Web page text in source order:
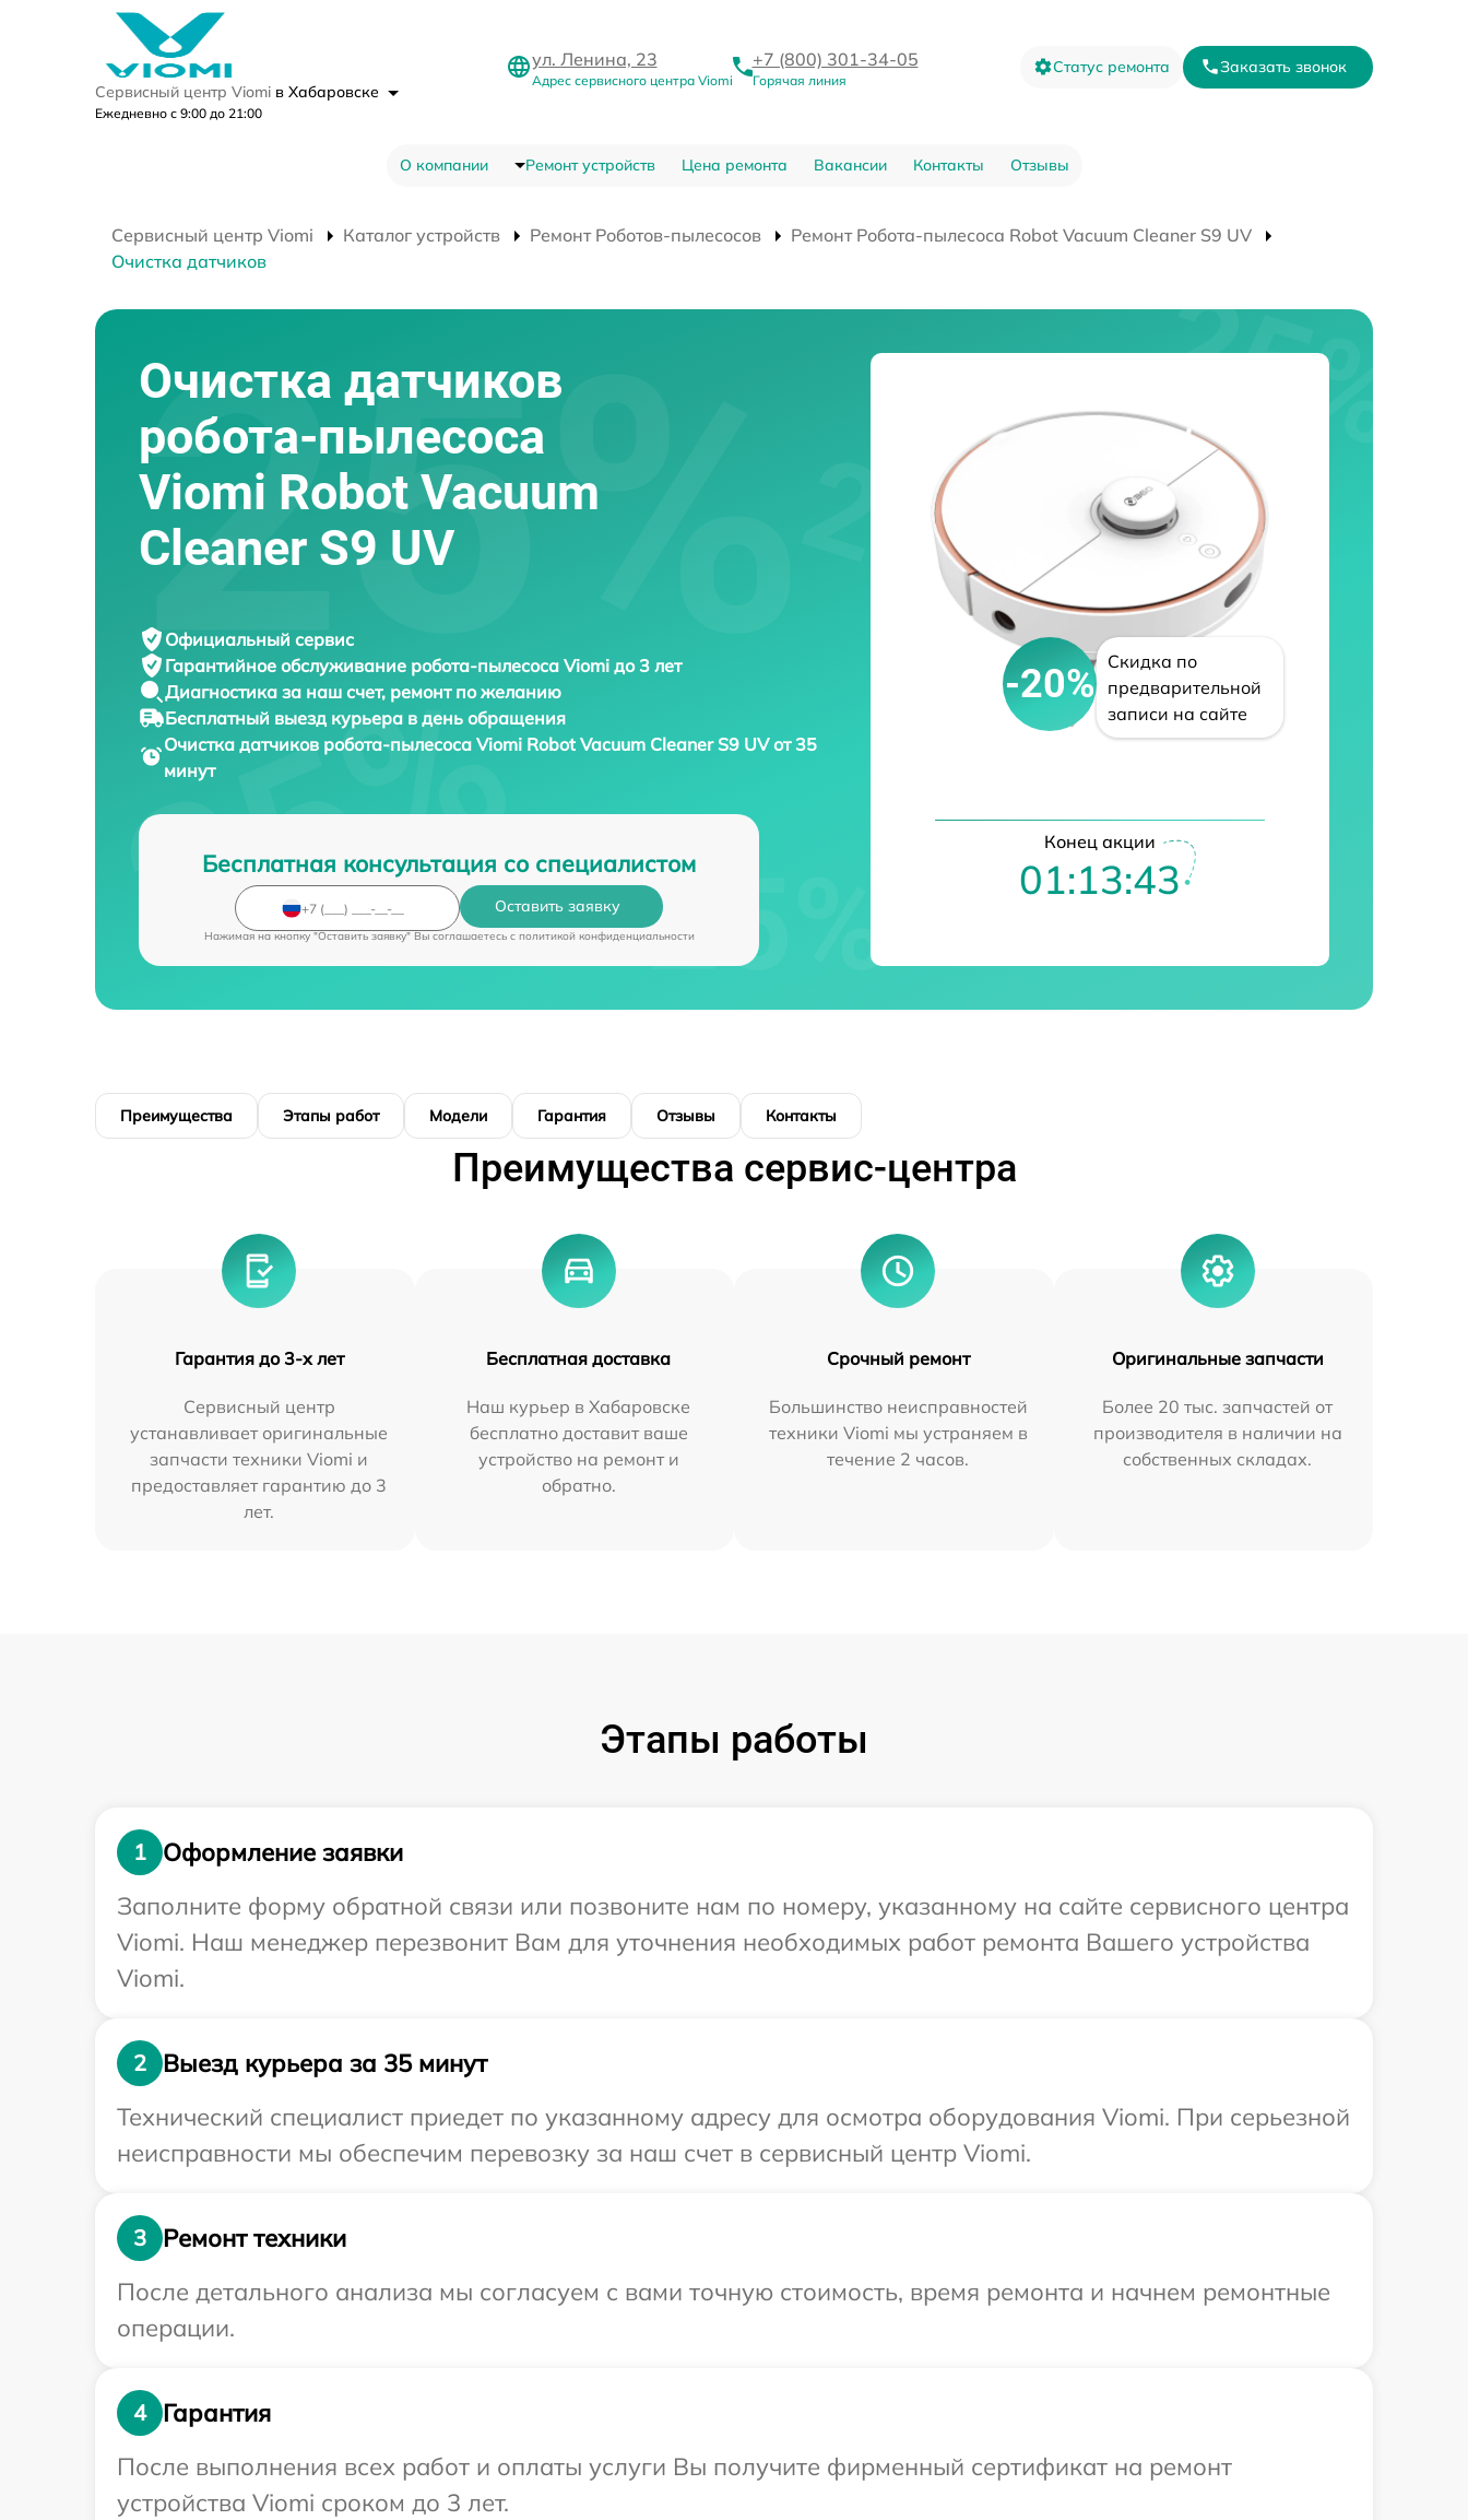
Сервисный центр Viomi в Хабаровске
Ежедневно с 9:00 до 21:00
ул. Ленина, 23
Адрес сервисного центра Viomi
+7 (800) 301-34-05
Горячая линия
Статус ремонта Заказать звонок
О компании Ремонт устройств Цена ремонта Вакансии Контакты Отзывы
Сервисный центр Viomi Каталог устройств Ремонт Роботов-пылесосов
Ремонт Робота-пылесоса Robot Vacuum Cleaner S9 UV
Очистка датчиков
Очистка датчиков
робота-пылесоса
Viomi Robot Vacuum
Cleaner S9 UV
Официальный сервис
Гарантийное обслуживание робота-пылесоса Viomi до 3 лет
Диагностика за наш счет, ремонт по желанию
Бесплатный выезд курьера в день обращения
Очистка датчиков робота-пылесоса Viomi Robot Vacuum Cleaner S9 UV от 35
минут
Бесплатная консультация со специалистом
Оставить заявку
Нажимая на кнопку "Оставить заявку" Вы соглашаетесь c политикой конфиденциальности
-20%
Скидка по
предварительной
записи на сайте
Конец акции
01:13:42
Преимущества Этапы работ Модели Гарантия Отзывы Контакты
Преимущества сервис-центра
Гарантия до 3-х лет
Сервисный центр
устанавливает оригинальные
запчасти техники Viomi и
предоставляет гарантию до 3
лет.
Бесплатная доставка
Наш курьер в Хабаровске
бесплатно доставит ваше
устройство на ремонт и
обратно.
Срочный ремонт
Большинство неисправностей
техники Viomi мы устраняем в
течение 2 часов.
Оригинальные запчасти
Более 20 тыс. запчастей от
производителя в наличии на
собственных складах.
Этапы работы
1
Оформление заявки
Заполните форму обратной связи или позвоните нам по номеру, указанному на сайте сервисного центра
Viomi. Наш менеджер перезвонит Вам для уточнения необходимых работ ремонта Вашего устройства
Viomi.
2
Выезд курьера за 35 минут
Технический специалист приедет по указанному адресу для осмотра оборудования Viomi. При серьезной
неисправности мы обеспечим перевозку за наш счет в сервисный центр Viomi.
3
Ремонт техники
После детального анализа мы согласуем с вами точную стоимость, время ремонта и начнем ремонтные
операции.
4
Гарантия
После выполнения всех работ и оплаты услуги Вы получите фирменный сертификат на ремонт
устройства Viomi сроком до 3 лет.